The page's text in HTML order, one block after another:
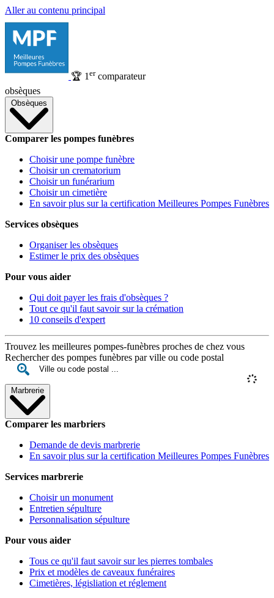
Aller au contenu principal
🏆 1 ercomparateur
obsèques
Obsèques
Comparer les pompes funèbres
Choisir une pompe funèbre
Choisir un crematorium
Choisir un funérarium
Choisir un cimetière
En savoir plus sur la certification Meilleures Pompes Funèbres
Services obsèques
Organiser les obsèques
Estimer le prix des obsèques
Pour vous aider
Qui doit payer les frais d'obsèques ?
Tout ce qu'il faut savoir sur la crémation
10 conseils d'expert
Trouvez les meilleures pompes-funèbres proches de chez vous
Rechercher des pompes funèbres par ville ou code postal
Marbrerie
Comparer les marbriers
Demande de devis marbrerie
En savoir plus sur la certification Meilleures Pompes Funèbres
Services marbrerie
Choisir un monument
Entretien sépulture
Personnalisation sépulture
Pour vous aider
Tous ce qu'il faut savoir sur les pierres tombales
Prix et modèles de caveaux funéraires
Cimetières, législiation et réglement